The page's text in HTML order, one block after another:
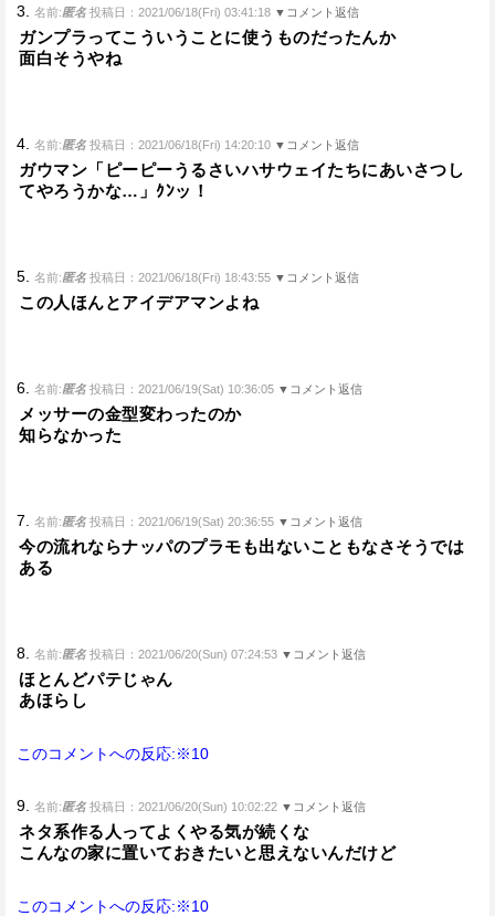
3. 名前:匿名 投稿日：2021/06/18(Fri) 03:41:18 ▼コメント返信
ガンプラってこういうことに使うものだったんか
面白そうやね
4. 名前:匿名 投稿日：2021/06/18(Fri) 14:20:10 ▼コメント返信
ガウマン「ピーピーうるさいハサウェイたちにあいさつし
てやろうかな…」ｸﾝッ！
5. 名前:匿名 投稿日：2021/06/18(Fri) 18:43:55 ▼コメント返信
この人ほんとアイデアマンよね
6. 名前:匿名 投稿日：2021/06/19(Sat) 10:36:05 ▼コメント返信
メッサーの金型変わったのか
知らなかった
7. 名前:匿名 投稿日：2021/06/19(Sat) 20:36:55 ▼コメント返信
今の流れならナッパのプラモも出ないこともなさそうでは
ある
8. 名前:匿名 投稿日：2021/06/20(Sun) 07:24:53 ▼コメント返信
ほとんどパテじゃん
あほらし
このコメントへの反応:※10
9. 名前:匿名 投稿日：2021/06/20(Sun) 10:02:22 ▼コメント返信
ネタ系作る人ってよくやる気が続くな
こんなの家に置いておきたいと思えないんだけど
このコメントへの反応:※10